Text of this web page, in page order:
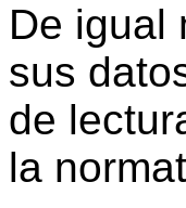
De igual
sus
de
la